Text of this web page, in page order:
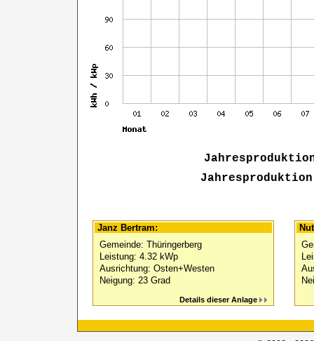
Janz Bertram:
Gemeinde: Thüringerberg
Leistung: 4.32 kWp
Ausrichtung: Osten+Westen
Neigung: 23 Grad
Details dieser Anlage